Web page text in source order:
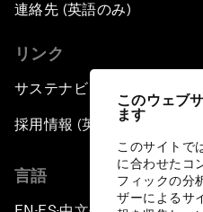
このウェブ
ます
このサイトで
に合わせたコ
フィックの分
ザーによるサ
連絡先 (英語のみ)
リンク
サステナビリティへの取り組
採用情報 (英語のみ)
言語
▪ ▪ ▪